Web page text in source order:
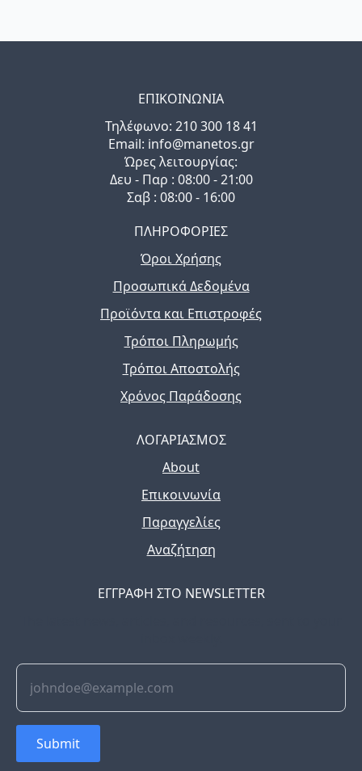
ΕΠΙΚΟΙΝΩΝΙΑ
Τηλέφωνo: 210 300 18 41
Email: info@manetos.gr
Ώρες λειτουργίας:
Δευ - Παρ : 08:00 - 21:00
Σαβ : 08:00 - 16:00
ΠΛΗΡΟΦΟΡΙΕΣ
Όροι Χρήσης
Προσωπικά Δεδομένα
Προϊόντα και Επιστροφές
Τρόποι Πληρωμής
Τρόποι Αποστολής
Χρόνος Παράδοσης
ΛΟΓΑΡΙΑΣΜΟΣ
About
Επικοινωνία
Παραγγελίες
Αναζήτηση
ΕΓΓΡΑΦΗ ΣΤΟ NEWSLETTER
Submit